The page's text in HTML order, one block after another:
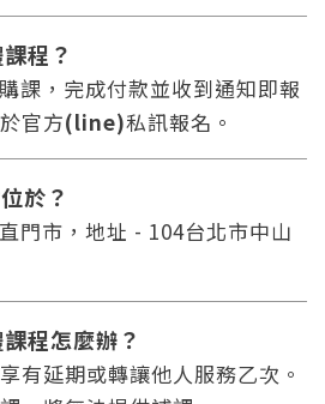
程？
課，完成付款並收到通知即報
官方(line)私訊報名。
於？
門市，地址 - 104台北市中山
程怎麼辦？
有延期或轉讓他人服務乙次。